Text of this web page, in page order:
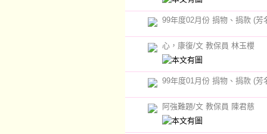
99年度02月份 捐物、捐款 (芳
心，康復/文 教保員 林玉櫻
99年度01月份 捐物、捐款 (芳
阿強難題/文 教保員 陳君慈